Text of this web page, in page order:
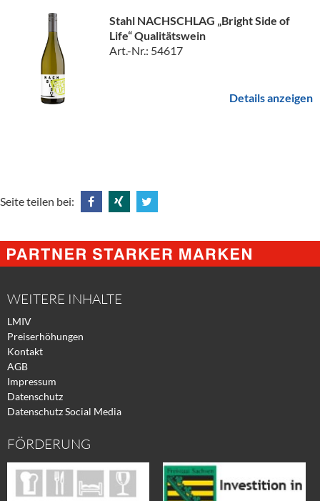
Stahl NACHSCHLAG „Bright Side of
Life“ Qualitätswein
Art.-Nr.: 54617
Details anzeigen
Seite teilen bei:
@
Facebook
@
Xing
@
Twitter
WEITERE INHALTE
LMIV
Preiserhöhungen
Kontakt
AGB
Impressum
Datenschutz
Datenschutz Social Media
FÖRDERUNG